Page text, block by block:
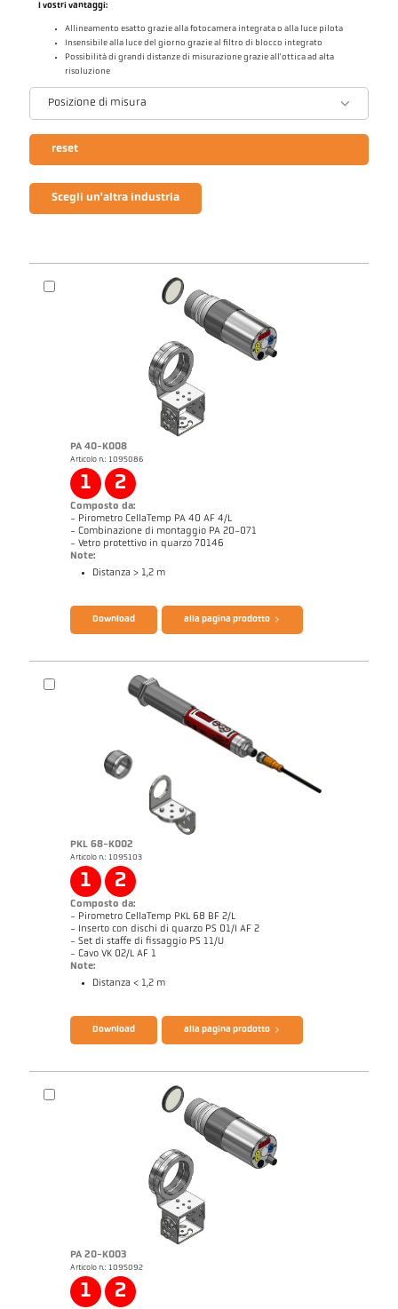
I vostri vantaggi:
Allineamento esatto grazie alla fotocamera integrata o alla luce pilota
Insensibile alla luce del giorno grazie al filtro di blocco integrato
Possibilità di grandi distanze di misurazione grazie all'ottica ad alta
risoluzione
Posizione di misura
reset
Scegli un'altra industria
PA 40-K008
Articolo n.: 1095086
1 2
Composto da:
- Pirometro CellaTemp PA 40 AF 4/L
- Combinazione di montaggio PA 20-071
- Vetro protettivo in quarzo 70146
Note:
Distanza > 1,2 m
Catalogo CellaTemp PA
Download alla pagina prodotto
PKL 68-K002
Articolo n.: 1095103
1 2
Composto da:
- Pirometro CellaTemp PKL 68 BF 2/L
- Inserto con dischi di quarzo PS 01/I AF 2
- Set di staffe di fissaggio PS 11/U
- Cavo VK 02/L AF 1
Note:
Distanza < 1,2 m
Catalogo CellaTemp PK PKF PKL
Download alla pagina prodotto
PA 20-K003
Articolo n.: 1095092
1 2